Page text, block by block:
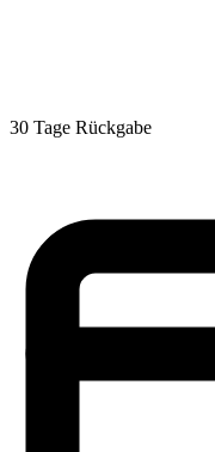
30 Tage Rückgabe